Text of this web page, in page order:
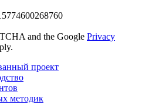
and the Google Privacy
проект
методик